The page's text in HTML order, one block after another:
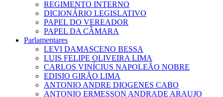
REGIMENTO INTERNO
DICIONÁRIO LEGISLATIVO
PAPEL DO VEREADOR
PAPEL DA CÂMARA
Parlamentares
LEVI DAMASCENO BESSA
LUIS FELIPE OLIVEIRA LIMA
CARLOS VINÍCIUS NAPOLEÃO NOBRE
EDISIO GIRÃO LIMA
ANTONIO ANDRE DIOGENES CABO
ANTONIO ERMESSON ANDRADE ARAUJO